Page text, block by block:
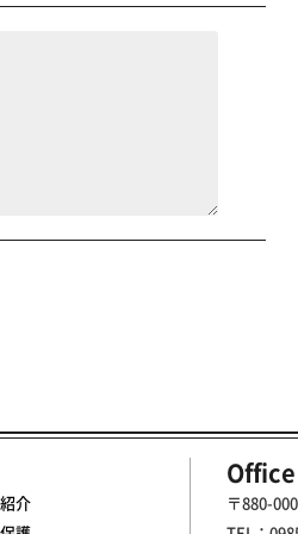
介
Office
〒880-